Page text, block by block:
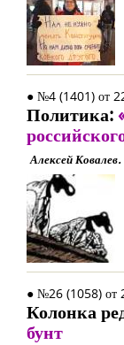
● №4 (1401) от
Политика:
Алексей Ковалев.
● №26 (1058) от
Колонка
бунт